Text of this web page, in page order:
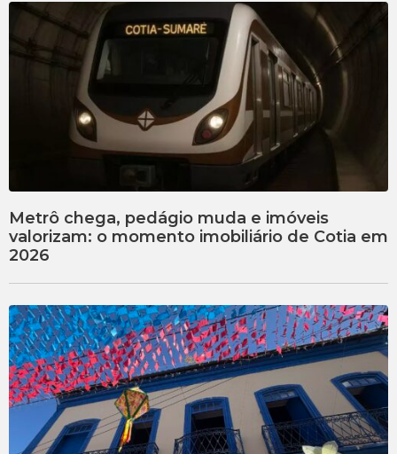
Metrô chega, pedágio muda e imóveis
valorizam: o momento imobiliário de Cotia em
2026